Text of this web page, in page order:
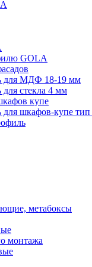
GOLA
для МДФ 18-19 мм
стекла 4 мм
купе
шкафов-купе
метабоксы
монтажа